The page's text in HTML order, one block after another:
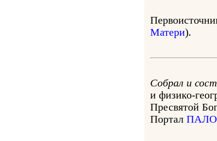
Матери).
Собрал и
и физико-
Пресвятой
Портал